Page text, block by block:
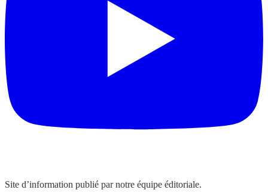
Site d’information publié par notre équipe éditoriale.